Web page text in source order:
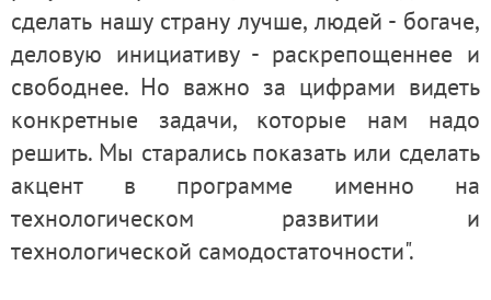
сделать нашу страну лучше, людей - богаче,
деловую инициативу - раскрепощеннее и
свободнее. Но важно за цифрами видеть
конкретные задачи, которые нам надо
решить. Мы старались показать или сделать
акцент в программе именно на
технологическом развитии и
технологической самодостаточности".